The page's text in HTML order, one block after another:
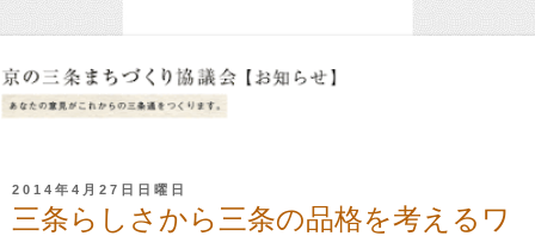
2014年4月27日日曜日
三条らしさから三条の品格を考えるワ